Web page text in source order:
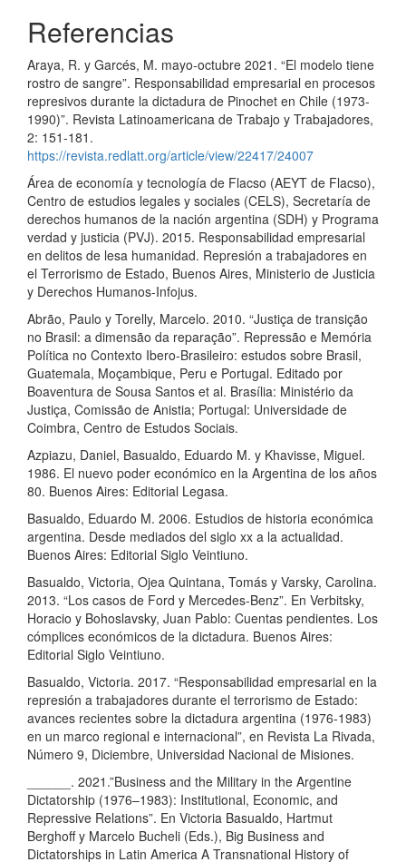
Referencias
Araya, R. y Garcés, M. mayo-octubre 2021. “El modelo tiene
rostro de sangre”. Responsabilidad empresarial en procesos
represivos durante la dictadura de Pinochet en Chile (1973-
1990)”. Revista Latinoamericana de Trabajo y Trabajadores,
2: 151-181.
https://revista.redlatt.org/article/view/22417/24007
Área de economía y tecnología de Flacso (AEYT de Flacso),
Centro de estudios legales y sociales (CELS), Secretaría de
derechos humanos de la nación argentina (SDH) y Programa
verdad y justicia (PVJ). 2015. Responsabilidad empresarial
en delitos de lesa humanidad. Represión a trabajadores en
el Terrorismo de Estado, Buenos Aires, Ministerio de Justicia
y Derechos Humanos-Infojus.
Abrão, Paulo y Torelly, Marcelo. 2010. “Justiça de transição
no Brasil: a dimensão da reparação”. Repressão e Memória
Política no Contexto Ibero-Brasileiro: estudos sobre Brasil,
Guatemala, Moçambique, Peru e Portugal. Editado por
Boaventura de Sousa Santos et al. Brasília: Ministério da
Justiça, Comissão de Anistia; Portugal: Universidade de
Coimbra, Centro de Estudos Sociais.
Azpiazu, Daniel, Basualdo, Eduardo M. y Khavisse, Miguel.
1986. El nuevo poder económico en la Argentina de los años
80. Buenos Aires: Editorial Legasa.
Basualdo, Eduardo M. 2006. Estudios de historia económica
argentina. Desde mediados del siglo xx a la actualidad.
Buenos Aires: Editorial Siglo Veintiuno.
Basualdo, Victoria, Ojea Quintana, Tomás y Varsky, Carolina.
2013. “Los casos de Ford y Mercedes-Benz”. En Verbitsky,
Horacio y Bohoslavsky, Juan Pablo: Cuentas pendientes. Los
cómplices económicos de la dictadura. Buenos Aires:
Editorial Siglo Veintiuno.
Basualdo, Victoria. 2017. “Responsabilidad empresarial en la
represión a trabajadores durante el terrorismo de Estado:
avances recientes sobre la dictadura argentina (1976-1983)
en un marco regional e internacional”, en Revista La Rivada,
Número 9, Diciembre, Universidad Nacional de Misiones.
______. 2021.”Business and the Military in the Argentine
Dictatorship (1976–1983): Institutional, Economic, and
Repressive Relations”. En Victoria Basualdo, Hartmut
Berghoff y Marcelo Bucheli (Eds.), Big Business and
Dictatorships in Latin America A Transnational History of